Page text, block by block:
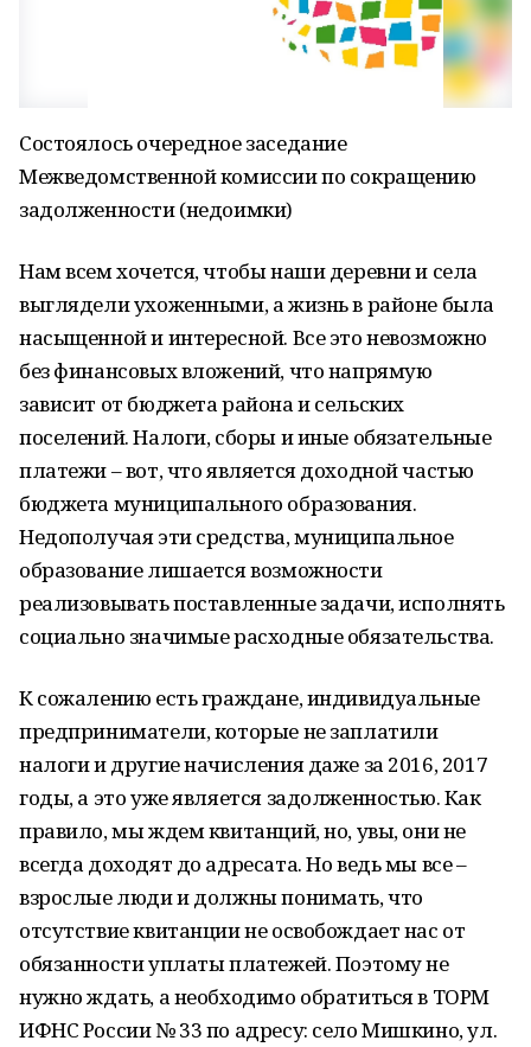
Состоялось очередное заседание
Межведомственной комиссии по сокращению
задолженности (недоимки)
Нам всем хочется, чтобы наши деревни и села
выглядели ухоженными, а жизнь в районе была
насыщенной и интересной. Все это невозможно
без финансовых вложений, что напрямую
зависит от бюджета района и сельских
поселений. Налоги, сборы и иные обязательные
платежи – вот, что является доходной частью
бюджета муниципального образования.
Недополучая эти средства, муниципальное
образование лишается возможности
реализовывать поставленные задачи, исполнять
социально значимые расходные обязательства.
К сожалению есть граждане, индивидуальные
предприниматели, которые не заплатили
налоги и другие начисления даже за 2016, 2017
годы, а это уже является задолженностью. Как
правило, мы ждем квитанций, но, увы, они не
всегда доходят до адресата. Но ведь мы все –
взрослые люди и должны понимать, что
отсутствие квитанции не освобождает нас от
обязанности уплаты платежей. Поэтому не
нужно ждать, а необходимо обратиться в ТОРМ
ИФНС России № 33 по адресу: село Мишкино, ул.